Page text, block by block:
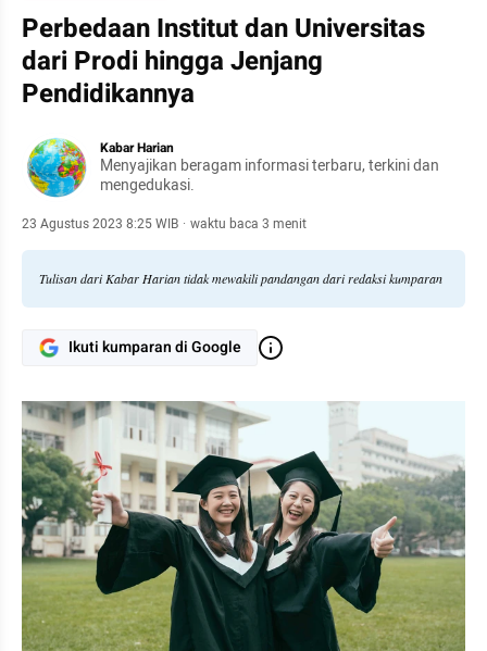
Perbedaan Institut dan Universitas
dari Prodi hingga Jenjang
Pendidikannya
Kabar Harian
Menyajikan beragam informasi terbaru, terkini dan
mengedukasi.
23 Agustus 2023 8:25 WIB · waktu baca 3 menit
Tulisan dari Kabar Harian tidak mewakili pandangan dari redaksi kumparan
Ikuti kumparan di Google